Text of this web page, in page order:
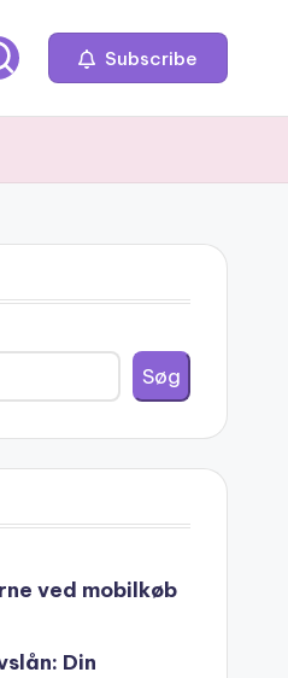
Subscribe
Søg
ved mobilkøb
Din